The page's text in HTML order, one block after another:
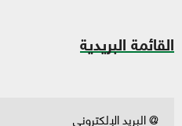
القائمة البريدية